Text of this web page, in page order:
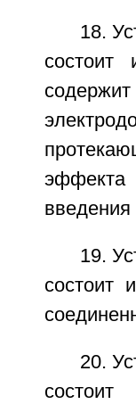
18.
состоит
введения
19.
состоит
20.